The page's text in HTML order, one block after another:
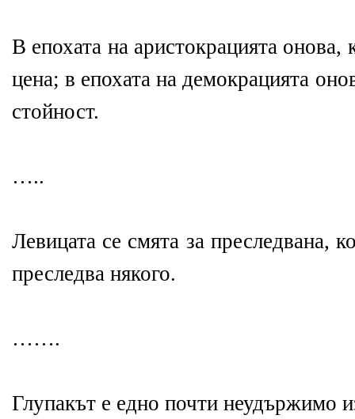
В епохата на аристокрацията онова,
цена; в епохата на демокрацията
стойност.
…..
Левицата се смята за преследвана,
преследва някого.
…….
Глупакът е едно почти неудържимо